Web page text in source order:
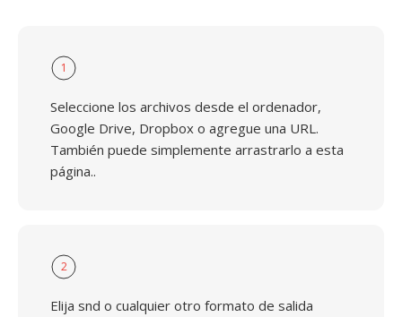
1
Seleccione los archivos desde el ordenador,
Google Drive, Dropbox o agregue una URL.
También puede simplemente arrastrarlo a esta
página..
2
Elija snd o cualquier otro formato de salida